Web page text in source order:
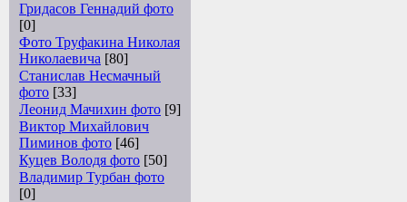
Гридасов Геннадий фото
[0]
Фото Труфакина Николая
Николаевича [80]
Станислав Несмачный
фото [33]
Леонид Мачихин фото [9]
Виктор Михайлович
Пиминов фото [46]
Куцев Володя фото [50]
Владимир Турбан фото
[0]